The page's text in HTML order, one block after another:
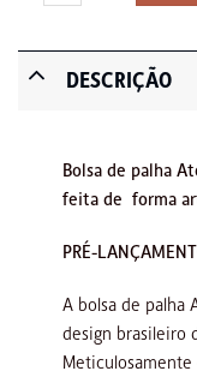
DESCRIÇÃO
Bolsa de palha
feita de forma
PRÉ-
A bolsa de palha
design brasileiro
Meticulosamente